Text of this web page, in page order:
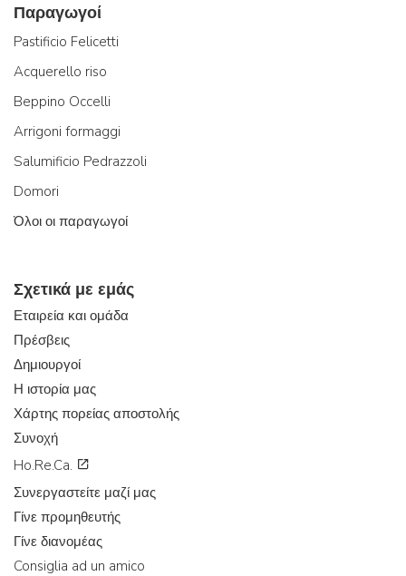
Παραγωγοί
Pastificio Felicetti
Acquerello riso
Beppino Occelli
Arrigoni formaggi
Salumificio Pedrazzoli
Domori
Όλοι οι παραγωγοί
Σχετικά με εμάς
Εταιρεία και ομάδα
Πρέσβεις
Δημιουργοί
Η ιστορία μας
Χάρτης πορείας αποστολής
Συνοχή
Ho.Re.Ca.
Συνεργαστείτε μαζί μας
Γίνε προμηθευτής
Γίνε διανομέας
Consiglia ad un amico